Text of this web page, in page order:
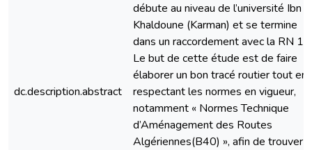
dc.description.abstract
débute au niveau de l’université Ibn
Khaldoune (Karman) et se termine
dans un raccordement avec la RN 14.
Le but de cette étude est de faire
élaborer un bon tracé routier tout en
respectant les normes en vigueur,
notamment « Normes Technique
d’Aménagement des Routes
Algériennes(B40) », afin de trouver